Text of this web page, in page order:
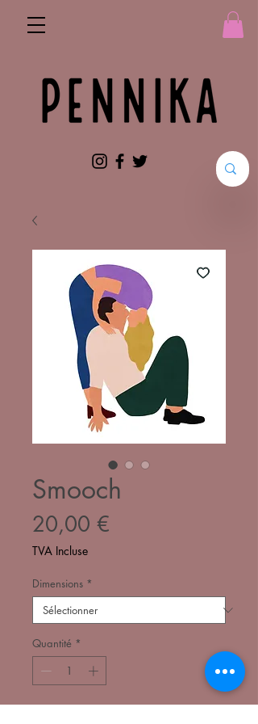
Smooch
20,00 €
TVA Incluse
Dimensions *
Quantité *